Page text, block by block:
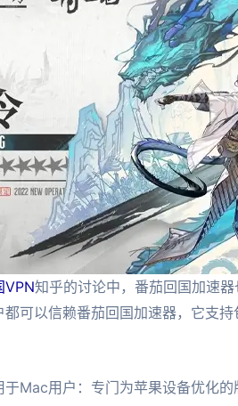
VPN知乎的讨论中，番茄回国加速
都可以信赖番茄回国加速器，它支
于Mac用户：专门为苹果设备优化的